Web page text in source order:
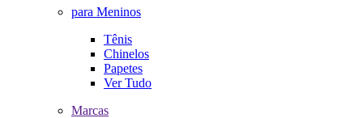
para Meninos
Tênis
Chinelos
Papetes
Ver Tudo
Marcas